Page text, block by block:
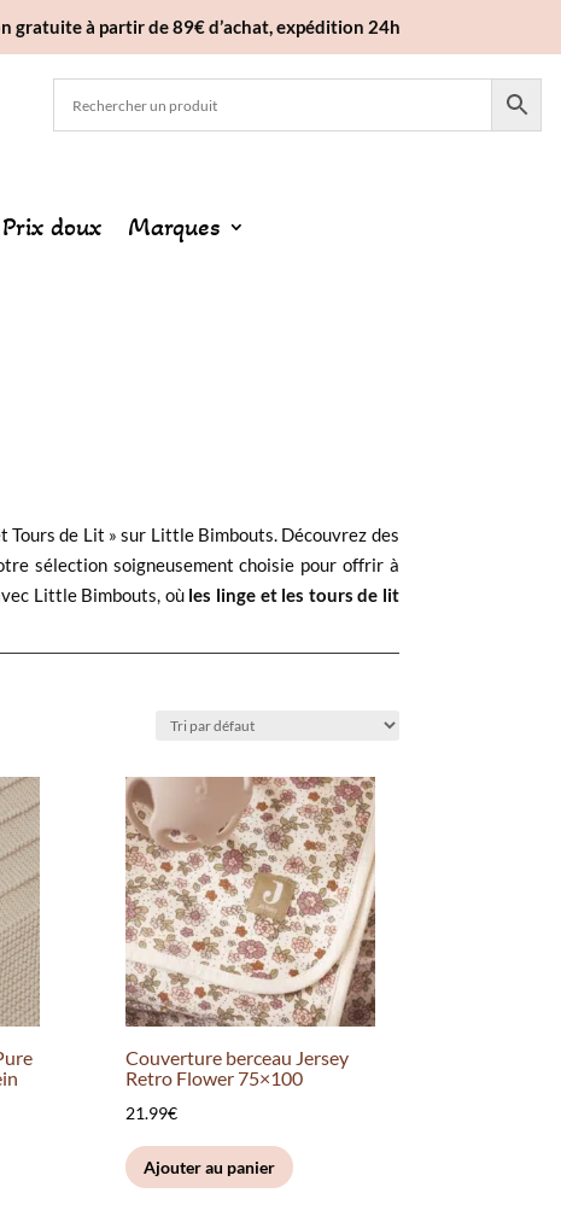
gratuite à partir de 89€ d’achat, expédition 24h
Prix doux Marques
Tours de Lit » sur Little Bimbouts. Découvrez des
sélection soigneusement choisie pour offrir à
Little Bimbouts, où les linge et les tours de lit
Couverture berceau Jersey
Retro Flower 75×100
21.99€
Ajouter au panier